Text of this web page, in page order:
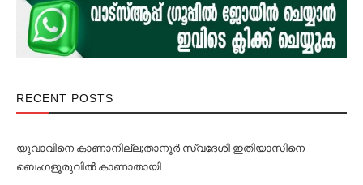
RECENT POSTS
യുവാവിനെ കാണാനില്ല;താനൂർ സ്വദേശി ഇതിയാസിനെ
ബെംഗളൂരുവിൽ കാണാതായി